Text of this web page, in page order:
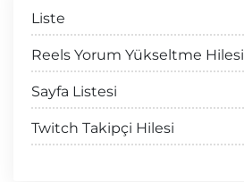
Liste
Reels Yorum Yükseltme Hilesi
Sayfa Listesi
Twitch Takipçi Hilesi